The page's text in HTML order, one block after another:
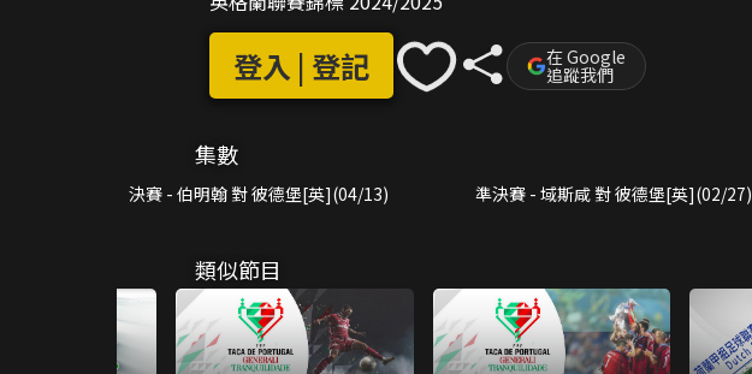
登入 | 登記 在 Google
追蹤我們
集數
決賽 - 伯明翰 對 彼德堡[英](04/13) 準決賽 - 域斯咸 對 彼德堡[英](02/27)
類似節目